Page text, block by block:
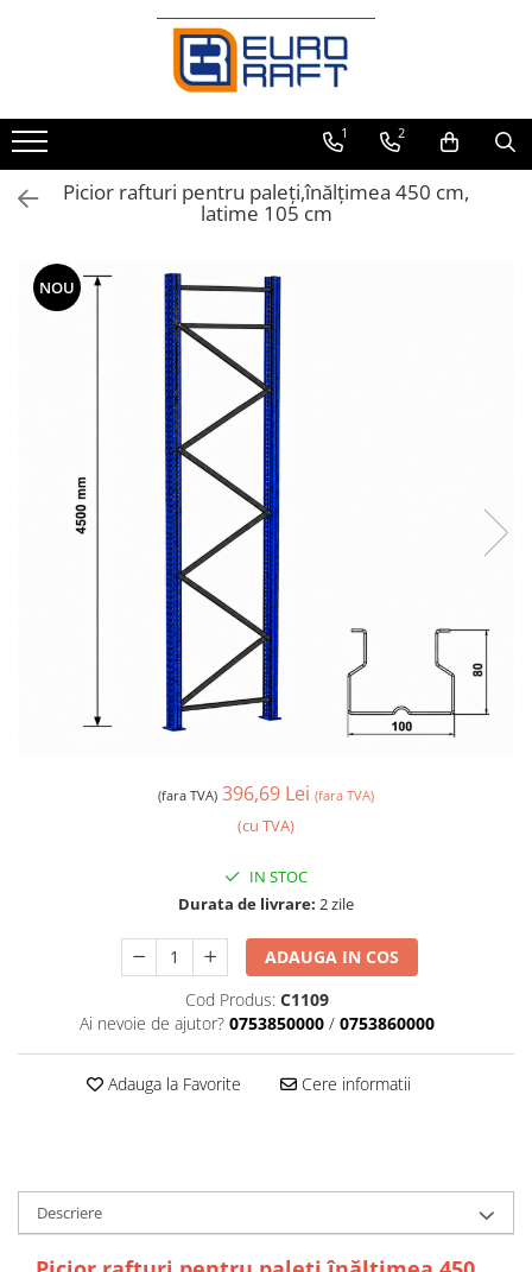
Refrigerare Comercială
Dulapuri Frigorifice 1 2
Picior rafturi pentru paleţi,înălţimea 450 cm,
latime 105 cm
NOU
(fara TVA) 396,69 Lei (fara TVA)
(cu TVA)
IN STOC
Durata de livrare: 2 zile
ADAUGA IN COS
Cod Produs: C1109
Ai nevoie de ajutor? 0753850000 / 0753860000
Adauga la Favorite Cere informatii
Descriere